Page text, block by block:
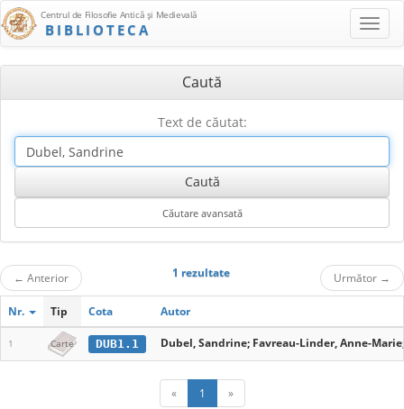
Centrul de Filosofie Antică şi Medievală
BIBLIOTECA
Caută
Text de căutat:
← Anterior 1 rezultate Următor →
Nr. Tip Cota Autor
1 Carte DUB1.1 Dubel, Sandrine; Favreau-Linder, Anne-
« 1 »